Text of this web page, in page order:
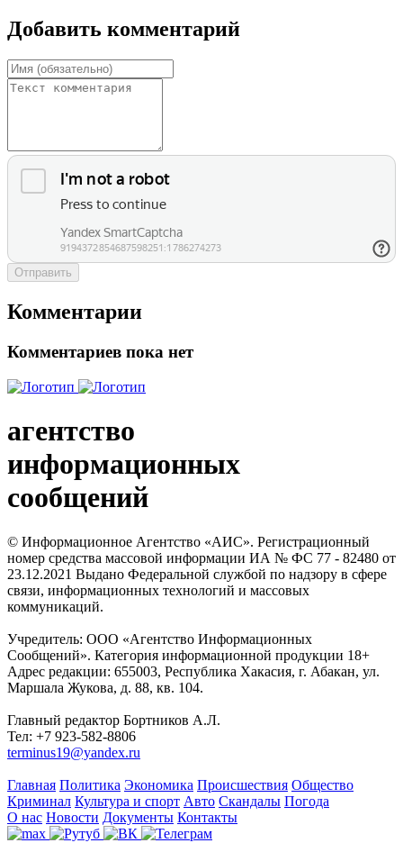
Добавить комментарий
Отправить
Комментарии
Комментариев пока нет
агентство
информационных
сообщений
© Информационное Агентство «АИС». Регистрационный
номер средства массовой информации ИА № ФС 77 - 82480 от
23.12.2021 Выдано Федеральной службой по надзору в сфере
связи, информационных технологий и массовых
коммуникаций.
Учредитель: ООО «Агентство Информационных
Сообщений». Категория информационной продукции 18+
Адрес редакции: 655003, Республика Хакасия, г. Абакан, ул.
Маршала Жукова, д. 88, кв. 104.
Главный редактор Бортников А.Л.
Тел: +7 923-582-8806
terminus19@yandex.ru
Главная Политика Экономика Происшествия Общество
Криминал Культура и спорт Авто Скандалы Погода
О нас Новости Документы Контакты